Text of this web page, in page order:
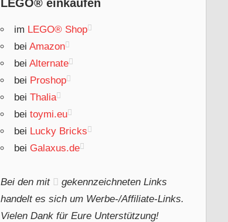
LEGO® einkaufen
im LEGO® Shop
bei Amazon
bei Alternate
bei Proshop
bei Thalia
bei toymi.eu
bei Lucky Bricks
bei Galaxus.de
Bei den mit
gekennzeichneten Links
handelt es sich um Werbe-/Affiliate-Links.
Vielen Dank für Eure Unterstützung!